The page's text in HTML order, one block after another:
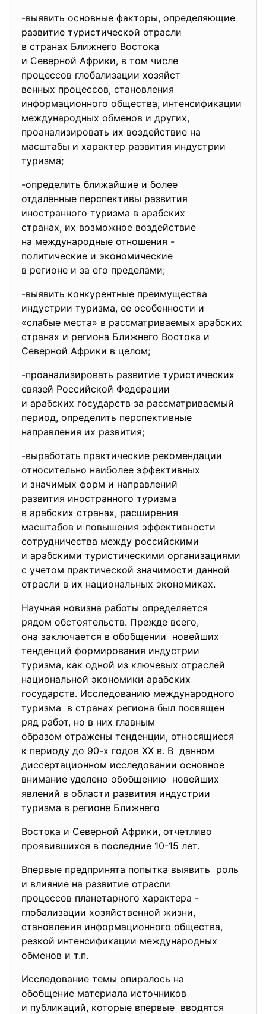
-выявить основные факторы, определяющие
развитие туристической отрасли
в странах Ближнего Востока
и Северной Африки, в том числе
процессов глобализации хозяйст
венных процессов, становления
информационного общества, интенсификации
международных обменов и других,
проанализировать их воздействие на
масштабы и характер развития индустрии
туризма;
-определить ближайшие и более
отдаленные перспективы развития
иностранного туризма в арабских
странах, их возможное воздействие
на международные отношения -
политические и экономические
в регионе и за его пределами;
-выявить конкурентные преимущества
индустрии туризма, ее особенности и
«слабые места» в рассматриваемых арабских
странах и региона Ближнего Востока и
Северной Африки в целом;
-проанализировать развитие туристических
связей Российской Федерации
и арабских государств за рассматриваемый
период, определить перспективные
направления их развития;
-выработать практические рекомендации
относительно наиболее эффективных
и значимых форм и направлений
развития иностранного туризма
в арабских странах, расширения
масштабов и повышения эффективности
сотрудничества между российскими
и арабскими туристическими организациями
с учетом практической значимости данной
отрасли в их национальных экономиках.
Научная новизна работы определяется
рядом обстоятельств. Прежде всего,
она заключается в обобщении новейших
тенденций формирования индустрии
туризма, как одной из ключевых отраслей
национальной экономики арабских
государств. Исследованию международного
туризма в странах региона был посвящен
ряд работ, но в них главным
образом отражены тенденции, относящиеся
к периоду до 90-х годов XX в. В данном
диссертационном исследовании основное
внимание уделено обобщению новейших
явлений в области развития индустрии
туризма в регионе Ближнего
Востока и Северной Африки, отчетливо
проявившихся в последние 10-15 лет.
Впервые предпринята попытка выявить роль
и влияние на развитие отрасли
процессов планетарного характера -
глобализации хозяйственной жизни,
становления информационного общества,
резкой интенсификации международных
обменов и т.п.
Исследование темы опиралось на
обобщение материала источников
и публикаций, которые впервые вводятся